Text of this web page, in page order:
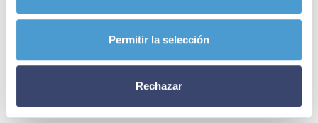
Permitir la selección
Rechazar